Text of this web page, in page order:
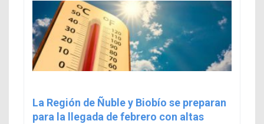
La Región de Ñuble y Biobío se preparan
para la llegada de febrero con altas